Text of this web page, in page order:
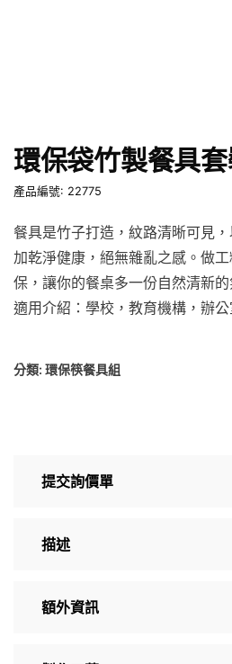
環保袋竹製餐具
產品編號: 22775
餐具是竹子打造，紋路清晰可見
加乾淨健康，絕無雜亂之感。做
保，讓你的餐桌多一份自然清新的
適用介紹：學校，教育機構，辦
分類: 環保筷餐具組
提交詢價單
描述
額外資訊